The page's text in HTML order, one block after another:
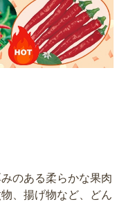
のある柔らかな果肉
、揚げ物など、どん